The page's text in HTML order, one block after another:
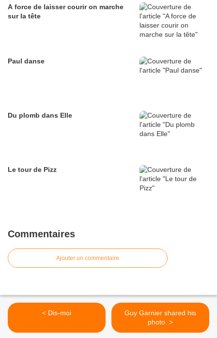
A force de laisser courir on marche
sur la tête
Paul danse
Du plomb dans Elle
Le tour de Pizz
Commentaires
Ajouter un commentaire
< Dis-moi
Guy Garnier shared his
photo. >